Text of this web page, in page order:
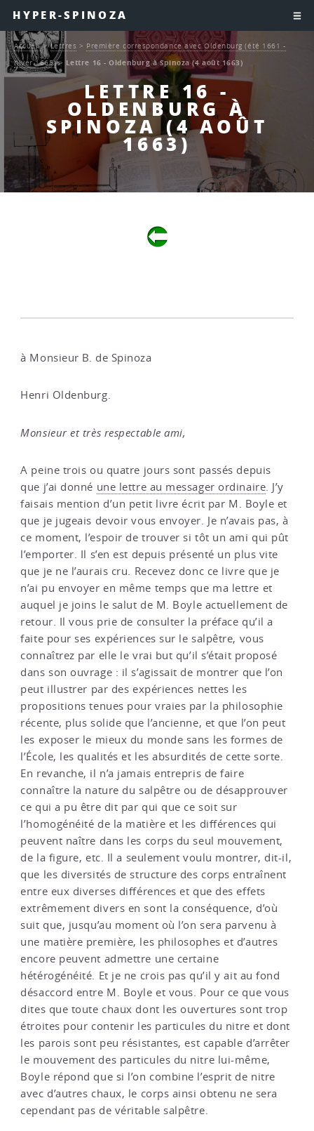
HYPER-SPINOZA
LETTRE 16 -
OLDENBURG À
SPINOZA (4 AOÛT
1663)
Accueil>Lettres > Première correspondance avec Oldenburg (été 1661 -
hiver 1665)> Lettre 16 - Oldenburg à Spinoza (4 août 1663)
à Monsieur B. de Spinoza
Henri Oldenburg.
Monsieur et très respectable ami,
A peine trois ou quatre jours sont passés depuis
que j’ai donné une lettre au messager ordinaire. J’y
faisais mention d’un petit livre écrit par M. Boyle et
que je jugeais devoir vous envoyer. Je n’avais pas, à
ce moment, l’espoir de trouver si tôt un ami qui pût
l’emporter. Il s’en est depuis présenté un plus vite
que je ne l’aurais cru. Recevez donc ce livre que je
n’ai pu envoyer en même temps que ma lettre et
auquel je joins le salut de M. Boyle actuellement de
retour. Il vous prie de consulter la préface qu’il a
faite pour ses expériences sur le salpêtre, vous
connaîtrez par elle le vrai but qu’il s’était proposé
dans son ouvrage : il s’agissait de montrer que l’on
peut illustrer par des expériences nettes les
propositions tenues pour vraies par la philosophie
récente, plus solide que l’ancienne, et que l’on peut
les exposer le mieux du monde sans les formes de
l’École, les qualités et les absurdités de cette sorte.
En revanche, il n’a jamais entrepris de faire
connaître la nature du salpêtre ou de désapprouver
ce qui a pu être dit par qui que ce soit sur
l’homogénéité de la matière et les différences qui
peuvent naître dans les corps du seul mouvement,
de la figure, etc. Il a seulement voulu montrer, dit-il,
que les diversités de structure des corps entraînent
entre eux diverses différences et que des effets
extrêmement divers en sont la conséquence, d’où
suit que, jusqu’au moment où l’on sera parvenu à
une matière première, les philosophes et d’autres
encore peuvent admettre une certaine
hétérogénéité. Et je ne crois pas qu’il y ait au fond
désaccord entre M. Boyle et vous. Pour ce que vous
dites que toute chaux dont les ouvertures sont trop
étroites pour contenir les particules du nitre et dont
les parois sont peu résistantes, est capable d’arrêter
le mouvement des particules du nitre lui-même,
Boyle répond que si l’on combine l’esprit de nitre
avec d’autres chaux, le corps ainsi obtenu ne sera
cependant pas de véritable salpêtre.